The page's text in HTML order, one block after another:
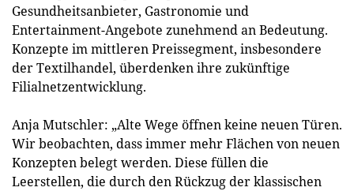
Gesundheitsanbieter, Gastronomie und
Entertainment-Angebote zunehmend an Bedeutung.
Konzepte im mittleren Preissegment, insbesondere
der Textilhandel, überdenken ihre zukünftige
Filialnetzentwicklung.
Anja Mutschler: „Alte Wege öffnen keine neuen Türen.
Wir beobachten, dass immer mehr Flächen von neuen
Konzepten belegt werden. Diese füllen die
Leerstellen, die durch den Rückzug der klassischen